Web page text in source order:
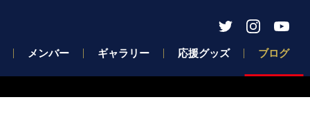
メンバー ギャラリー 応援グッズ ブログ